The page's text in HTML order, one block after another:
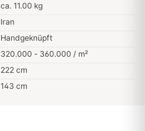
ca. 11.00 kg
Iran
Handgeknüpft
320.000 - 360.000 / m²
222 cm
143 cm